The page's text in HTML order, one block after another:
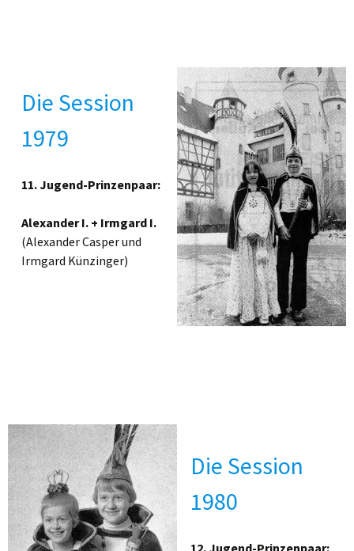
Die Session
1979
11. Jugend-Prinzenpaar:
Alexander I. + Irmgard I.
(Alexander Casper und
Irmgard Künzinger)
Die Session
1980